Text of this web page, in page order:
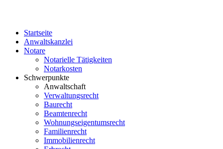
Startseite
Anwaltskanzlei
Notare
Notarielle Tätigkeiten
Notarkosten
Schwerpunkte
Anwaltschaft
Verwaltungsrecht
Baurecht
Beamtenrecht
Wohnungseigentumsrecht
Familienrecht
Immobilienrecht